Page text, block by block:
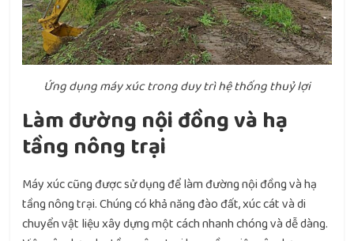
Ứng dụng máy xúc trong duy trì hệ thống thuỷ lợi
Làm đường nội đồng và hạ
tầng nông trại
Máy xúc cũng được sử dụng để làm đường nội đồng và hạ
tầng nông trại. Chúng có khả năng đào đất, xúc cát và di
chuyển vật liệu xây dựng một cách nhanh chóng và dễ dàng.